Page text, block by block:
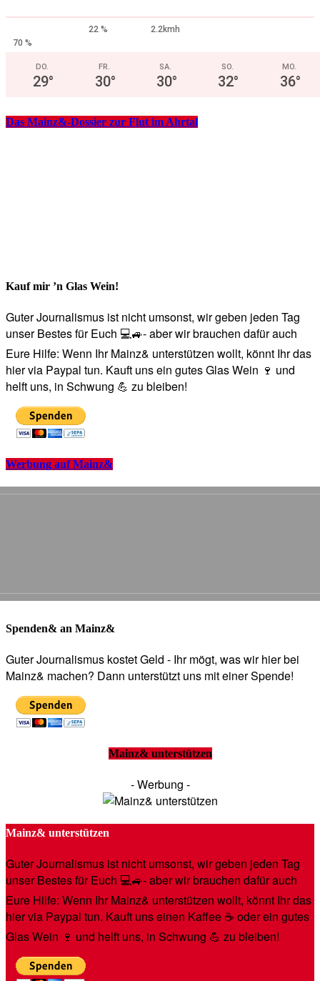
22 %
2.2kmh
70 %
DO.
29°
FR.
30°
SA.
30°
SO.
32°
MO.
36°
Das Mainz&-Dossier zur Flut im Ahrtal
Kauf mir ’n Glas Wein!
Guter Journalismus ist nicht umsonst, wir geben jeden Tag
unser Bestes für Euch 💻🚙- aber wir brauchen dafür auch
Eure Hilfe: Wenn Ihr Mainz& unterstützen wollt, könnt Ihr das
hier via Paypal tun. Kauft uns ein gutes Glas Wein 🍷 und
helft uns, in Schwung 💪 zu bleiben!
Werbung auf Mainz&
Spenden& an Mainz&
Guter Journalismus kostet Geld - Ihr mögt, was wir hier bei
Mainz& machen? Dann unterstützt uns mit einer Spende!
Mainz& unterstützen
- Werbung -
Mainz& unterstützen
Guter Journalismus ist nicht umsonst, wir geben jeden Tag
unser Bestes für Euch 💻🚙- aber wir brauchen dafür auch
Eure Hilfe: Wenn Ihr Mainz& unterstützen wollt, könnt Ihr das
hier via Paypal tun. Kauft uns einen Kaffee ☕️ oder ein gutes
Glas Wein 🍷 und helft uns, in Schwung 💪 zu bleiben!